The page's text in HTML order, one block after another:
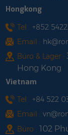
Hongkong
Tel : +852
Email :
Büro & Lager :
Hong Kong
Vietnam
Tel : +84 522
Email :
Büro : 102